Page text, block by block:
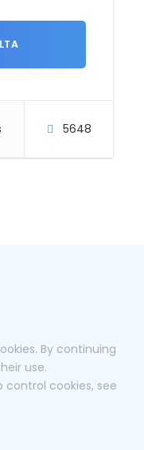
5648
By continuing
use.
cookies, see